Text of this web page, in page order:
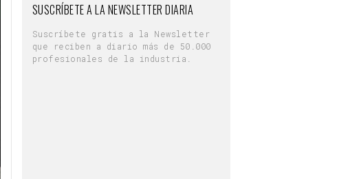
SUSCRÍBETE A LA NEWSLETTER DIARIA
Suscríbete gratis a la Newsletter
que reciben a diario más de 50.000
profesionales de la industria.